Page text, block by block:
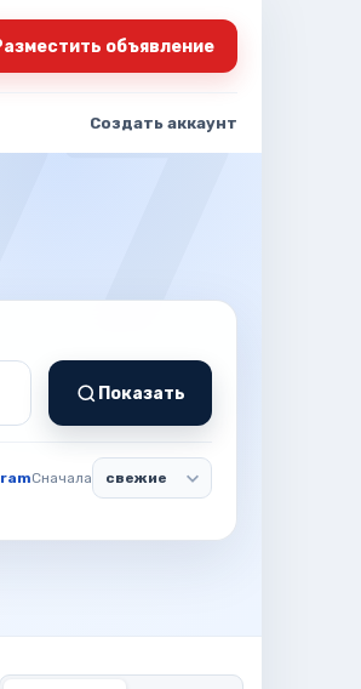
объявление
Создать аккаунт
Показать
Сначала